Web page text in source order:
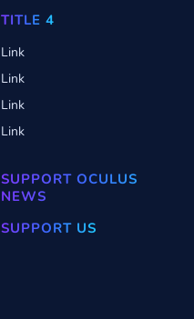
TITLE 4
Link
Link
Link
Link
SUPPORT OCULUS
NEWS
SUPPORT US